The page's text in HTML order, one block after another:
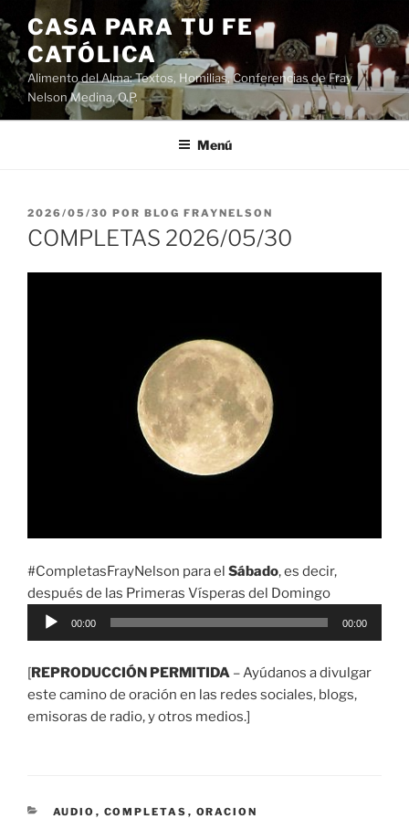
Saltar
al
contenido
CASA PARA TU FE
CATÓLICA
Alimento del Alma: Textos, Homilias, Conferencias de Fray
Nelson Medina, O.P.
Menú
PUBLICADO
EL
2026/05/30 POR BLOG FRAYNELSON
COMPLETAS 2026/05/30
#CompletasFrayNelson para el Sábado, es decir,
después de las Primeras Vísperas del Domingo
Reproductor
00:00 00:00
[REPRODUCCIÓN PERMITIDA – Ayúdanos a divulgar
este camino de oración en las redes sociales, blogs,
emisoras de radio, y otros medios.]
CATEGORÍAS
AUDIO , COMPLETAS , ORACION